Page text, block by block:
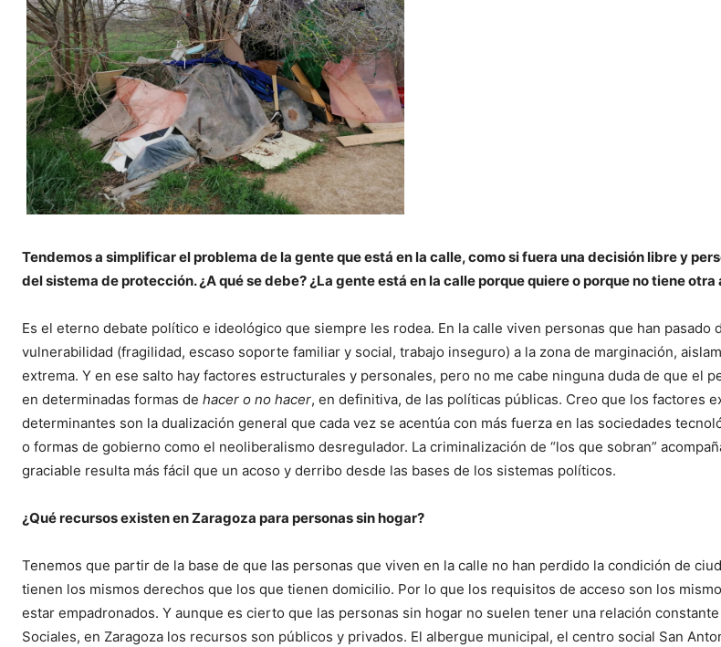
Tendemos a simplificar el problema de la gente que está en la calle, como si fuera una decisión libre y
del sistema de protección. ¿A qué se debe? ¿La gente está en la calle porque quiere o porque no tiene
Es el eterno debate político e ideológico que siempre les rodea. En la calle viven personas que han pasado
vulnerabilidad (fragilidad, escaso soporte familiar y social, trabajo inseguro) a la zona de marginación,
extrema. Y en ese salto hay factores estructurales y personales, pero no me cabe ninguna duda de que el
en determinadas formas de hacer o no hacer, en definitiva, de las políticas públicas. Creo que los factores
determinantes son la dualización general que cada vez se acentúa con más fuerza en las sociedades
o formas de gobierno como el neoliberalismo desregulador. La criminalización de “los que sobran”
graciable resulta más fácil que un acoso y derribo desde las bases de los sistemas políticos.
¿Qué recursos existen en Zaragoza para personas sin hogar?
Tenemos que partir de la base de que las personas que viven en la calle no han perdido la condición de
tienen los mismos derechos que los que tienen domicilio. Por lo que los requisitos de acceso son los
estar empadronados. Y aunque es cierto que las personas sin hogar no suelen tener una relación
Sociales, en Zaragoza los recursos son públicos y privados. El albergue municipal, el centro social San